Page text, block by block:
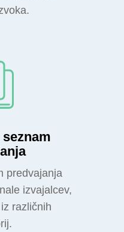
predvajanja
izvajalcev,
različnih